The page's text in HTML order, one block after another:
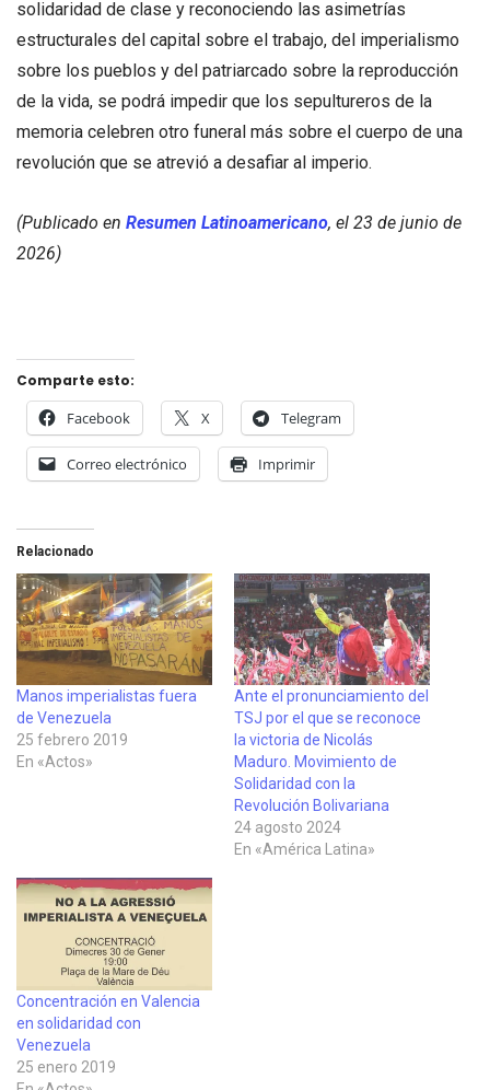
solidaridad de clase y reconociendo las asimetrías
estructurales del capital sobre el trabajo, del imperialismo
sobre los pueblos y del patriarcado sobre la reproducción
de la vida, se podrá impedir que los sepultureros de la
memoria celebren otro funeral más sobre el cuerpo de una
revolución que se atrevió a desafiar al imperio.
(Publicado en Resumen Latinoamericano, el 23 de junio de
2026)
Comparte esto:
Facebook X Telegram
Correo electrónico Imprimir
Relacionado
Manos imperialistas fuera
de Venezuela
25 febrero 2019
En «Actos»
Ante el pronunciamiento del
TSJ por el que se reconoce
la victoria de Nicolás
Maduro. Movimiento de
Solidaridad con la
Revolución Bolivariana
24 agosto 2024
En «América Latina»
Concentración en Valencia
en solidaridad con
Venezuela
25 enero 2019